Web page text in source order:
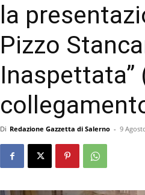
la
Pizzo
Di Redazione Gazzetta di Salerno - 9